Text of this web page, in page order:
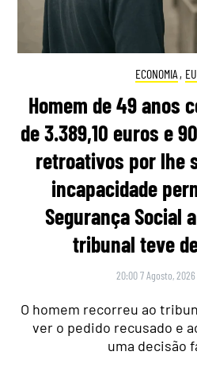
ECONOMIA ,
Homem de 49 anos
de 3.389,10 euros e
retroativos por lhe
incapacidade
Segurança Social
tribunal teve
20:00 7 Agosto, 2026
O homem recorreu ao
ver o pedido recusado e
uma decisão